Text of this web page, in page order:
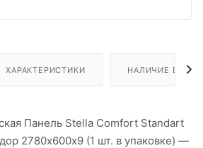
ХАРАКТЕРИСТИКИ НАЛИЧИЕ В
Панель Stella Comfort Standart
2780х600х9 (1 шт. в упаковке) —